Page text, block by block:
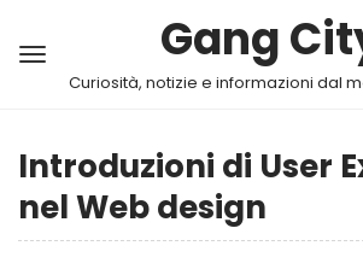
Gang
Curiosità, notizie e informazioni dal
Introduzioni di User
nel Web design